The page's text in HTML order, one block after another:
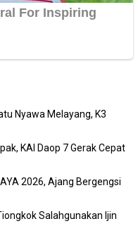
Nyawa Melayang, K3
KAI Daop 7 Gerak Cepat
2026, Ajang Bergengsi
Salahgunakan Ijin